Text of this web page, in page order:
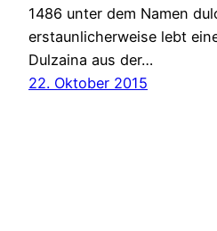
1486 unter dem Namen
erstaunlicherweise lebt
Dulzaina aus der…
22. Oktober 2015